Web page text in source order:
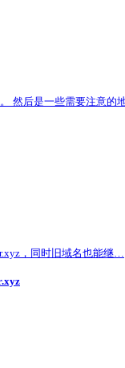
然后是一些需要注意的
，同时旧域名也能继…